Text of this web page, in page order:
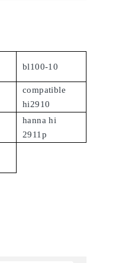
bl100-10
compatible
hi2910
hanna hi
2911p